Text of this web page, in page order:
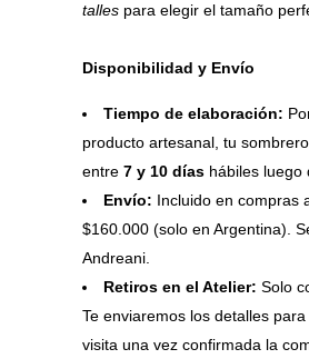
talles para elegir el tamaño
Disponibilidad y Envío
Tiempo de elaboración:
producto artesanal, tu
entre 7 y 10 días hábiles luego
Envío: Incluido en compras
$160.000 (solo en Argentina).
Andreani.
Retiros en el Atelier: Solo
Te enviaremos los detalles
visita una vez confirmada la